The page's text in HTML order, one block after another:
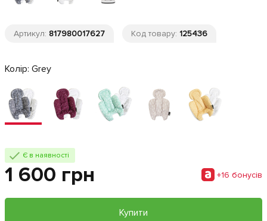
Артикул: 817980017627 Код товару: 125436
Колір: Grey
Є в наявності
1 600 грн +16 бонусiв
Купити